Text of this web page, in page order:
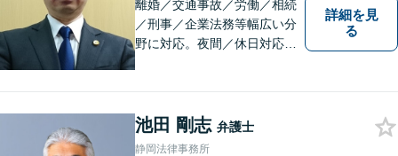
離婚／交通事故／労働／相続
／刑事／企業法務等幅広い分
野に対応。夜間／休日対応
詳細を見
る
池田 剛志 弁護士
静岡法律事務所